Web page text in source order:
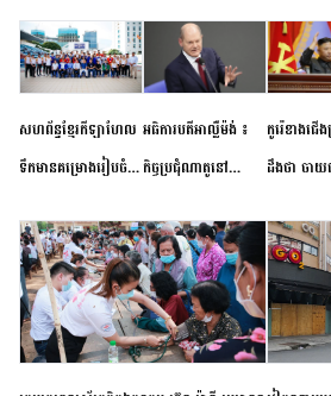
សហព័ន្ធខ្មែរកីឡាហែល
ទឹកមានគម្រោងរៀបចំ
កម្រិតបឋម ដល់ឧត្តម
សិក្សានាពេលខាងមុខ
អធិការបតីអាល្លឺម៉ង់ ៖
កិច្ចប្រជុំណាតូនៅ
ខាងមុខនឹងបញ្ជូនសញ្ញា
នៃភាពស្អិតរមួត និង
ការប្តេជ្ញាចិត្ត
កូរ៉េខាងជើ
ដឹងថា ចាយ
អភិវឌ្ឍន៍នុយក្ល